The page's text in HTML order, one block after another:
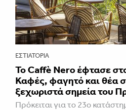
ΕΣΤΙΑΤΌΡΙΑ
Το Caffè Nero έφτασε
Καφές, φαγητό και θέα
ξεχωριστά σημεία του
Πρόκειται για το 23ο